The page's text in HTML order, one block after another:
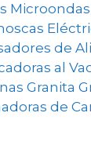
de
al
Granita
de